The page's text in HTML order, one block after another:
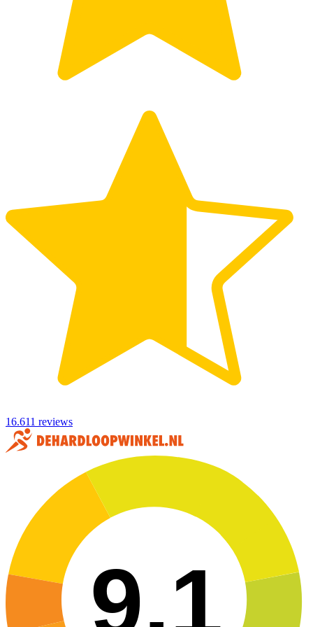
16.611 reviews
9,1